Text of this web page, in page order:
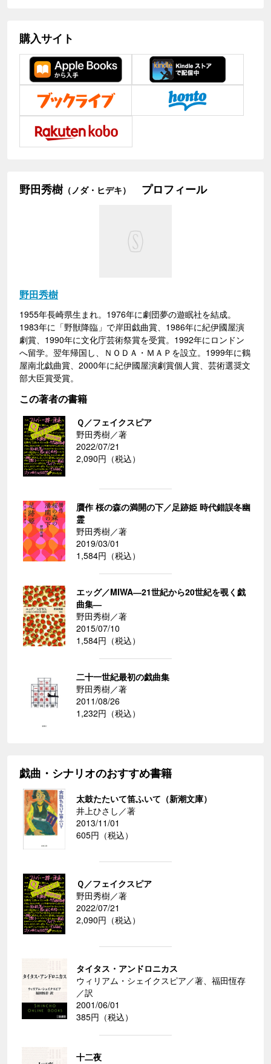
購入サイト
野田秀樹（ノダ・ヒデキ） プロフィール
野田秀樹
1955年長崎県生まれ。1976年に劇団夢の遊眠社を結成。
1983年に「野獣降臨」で岸田戯曲賞、1986年に紀伊國屋演
劇賞、1990年に文化庁芸術祭賞を受賞。1992年にロンドン
へ留学。翌年帰国し、ＮＯＤＡ・ＭＡＰを設立。1999年に鶴
屋南北戯曲賞、2000年に紀伊國屋演劇賞個人賞、芸術選奨文
部大臣賞受賞。
この著者の書籍
Ｑ／フェイクスピア
野田秀樹／著
2022/07/21
2,090円（税込）
贋作 桜の森の満開の下／足跡姫 時代錯誤冬幽
霊
野田秀樹／著
2019/03/01
1,584円（税込）
エッグ／MIWA―21世紀から20世紀を覗く戯
曲集―
野田秀樹／著
2015/07/10
1,584円（税込）
二十一世紀最初の戯曲集
野田秀樹／著
2011/08/26
1,232円（税込）
戯曲・シナリオのおすすめ書籍
太鼓たたいて笛ふいて（新潮文庫）
井上ひさし／著
2013/11/01
605円（税込）
Ｑ／フェイクスピア
野田秀樹／著
2022/07/21
2,090円（税込）
タイタス・アンドロニカス
ウィリアム・シェイクスピア／著、福田恆存
／訳
2001/06/01
385円（税込）
十二夜